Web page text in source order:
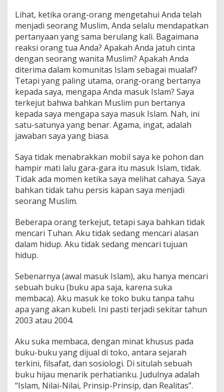
Lihat, ketika orang-orang mengetahui Anda telah
menjadi seorang Muslim, Anda selalu mendapatkan
pertanyaan yang sama berulang kali. Bagaimana
reaksi orang tua Anda? Apakah Anda jatuh cinta
dengan seorang wanita Muslim? Apakah Anda
diterima dalam komunitas Islam sebagai mualaf?
Tetapi yang paling utama, orang-orang bertanya
kepada saya, mengapa Anda masuk Islam? Saya
terkejut bahwa bahkan Muslim pun bertanya
kepada saya mengapa saya masuk Islam. Nah, ini
satu-satunya yang benar. Agama, ingat, adalah
jawaban saya yang biasa.
Saya tidak menabrakkan mobil saya ke pohon dan
hampir mati lalu gara-gara itu masuk Islam, tidak.
Tidak ada momen ketika saya melihat cahaya. Saya
bahkan tidak tahu persis kapan saya menjadi
seorang Muslim.
Beberapa orang terkejut, tetapi saya bahkan tidak
mencari Tuhan. Aku tidak sedang mencari alasan
dalam hidup. Aku tidak sedang mencari tujuan
hidup.
Sebenarnya (awal masuk Islam), aku hanya mencari
sebuah buku (buku apa saja, karena suka
membaca). Aku masuk ke toko buku tanpa tahu
apa yang akan kubeli. Ini pasti terjadi sekitar tahun
2003 atau 2004.
Aku suka membaca, dengan minat khusus pada
buku-buku yang dijual di toko, antara sejarah
terkini, filsafat, dan sosiologi. Di situlah sebuah
buku hijau menarik perhatianku. Judulnya adalah
“Islam, Nilai-Nilai, Prinsip-Prinsip, dan Realitas”.